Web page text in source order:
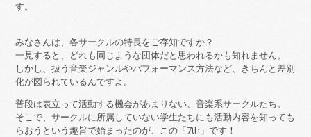
す。
みなさんは、各サークルの特長をご存知ですか？
一見すると、どれも同じような団体だと思われるかも知れません。
しかし、扱う音楽ジャンルやパフォーマンス方法など、きちんと差別
化が図られているんですよ。
普段は表立って活動する機会があまりない、音楽系サークルたち。
そこで、サークルに所属していない学生たちにも活動内容を知っても
らおうという趣旨で始まったのが、この「7th」です！